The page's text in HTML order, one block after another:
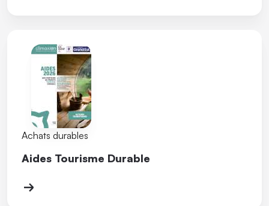
Achats durables
Aides Tourisme Durable